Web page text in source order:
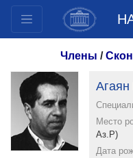
Документы
Инновационные
Публикации
Фонды
Члены /
Место
Аз.Р)
Дата